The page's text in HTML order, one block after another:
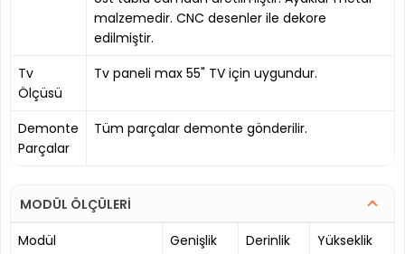
malzemedir. CNC desenler ile dekore
edilmiştir.
Tv
Ölçüsü
Tv paneli max 55" TV için uygundur.
Demonte
Parçalar
Tüm parçalar demonte gönderilir.
MODÜL ÖLÇÜLERİ
Modül
Genişlik Derinlik
Yükseklik